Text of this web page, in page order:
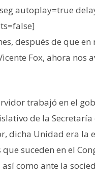
autoplay=true
después de que
Fox, ahora nos
trabajó en el
de la Secretaría
dicha Unidad era la
suceden en el
como ante la